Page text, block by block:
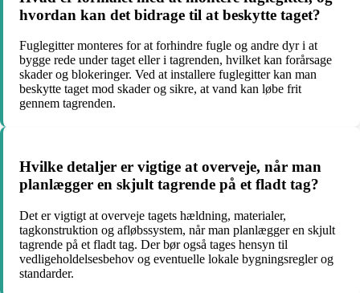
hvordan kan det bidrage til at beskytte taget?
Fuglegitter monteres for at forhindre fugle og andre dyr i at
bygge rede under taget eller i tagrenden, hvilket kan forårsage
skader og blokeringer. Ved at installere fuglegitter kan man
beskytte taget mod skader og sikre, at vand kan løbe frit
gennem tagrenden.
Hvilke detaljer er vigtige at overveje, når man
planlægger en skjult tagrende på et fladt tag?
Det er vigtigt at overveje tagets hældning, materialer,
tagkonstruktion og afløbssystem, når man planlægger en skjult
tagrende på et fladt tag. Der bør også tages hensyn til
vedligeholdelsesbehov og eventuelle lokale bygningsregler og
standarder.